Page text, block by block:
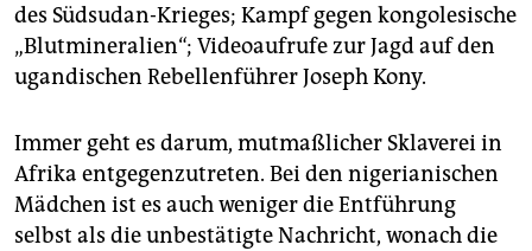
des Südsudan-Krieges; Kampf gegen kongolesische
„Blutmineralien“; Videoaufrufe zur Jagd auf den
ugandischen Rebellenführer Joseph Kony.
Immer geht es darum, mutmaßlicher Sklaverei in
Afrika entgegenzutreten. Bei den nigerianischen
Mädchen ist es auch weniger die Entführung
selbst als die unbestätigte Nachricht, wonach die